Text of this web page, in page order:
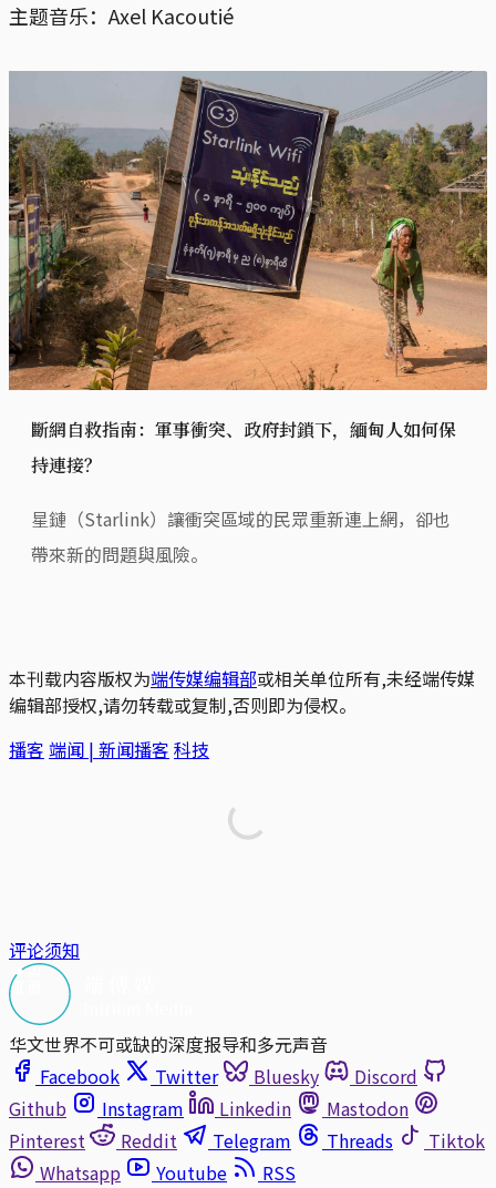
主题音乐：Axel Kacoutié
斷網自救指南：軍事衝突、政府封鎖下，緬甸人如何保
持連接？
星鏈（Starlink）讓衝突區域的民眾重新連上網，卻也
帶來新的問題與風險。
本刊载内容版权为端传媒编辑部或相关单位所有,未经端传媒
编辑部授权,请勿转载或复制,否则即为侵权。
播客 端闻 | 新闻播客 科技
评论须知
华文世界不可或缺的深度报导和多元声音
Facebook
Twitter Bluesky
Discord
Github
Instagram Linkedin
Mastodon
Pinterest
Reddit Telegram Threads
Tiktok
Whatsapp
Youtube
RSS